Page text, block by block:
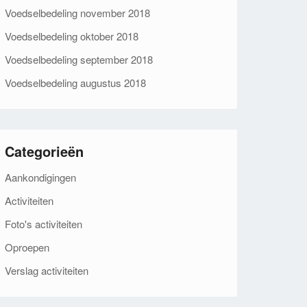
Voedselbedeling november 2018
Voedselbedeling oktober 2018
Voedselbedeling september 2018
Voedselbedeling augustus 2018
Categorieën
Aankondigingen
Activiteiten
Foto's activiteiten
Oproepen
Verslag activiteiten